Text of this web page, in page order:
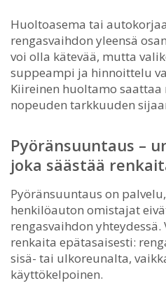
Huoltoasema tai
rengasvaihdon yleensä
voi olla kätevää, mutta
suppeampi ja hinnoittelu
Kiireinen huoltamo
nopeuden tarkkuuden
Pyöränsuuntaus –
joka säästää
Pyöränsuuntaus on
henkilöauton omistajat
rengasvaihdon
renkaita epätasaisesti:
sisä- tai ulkoreunalta,
käyttökelpoinen.